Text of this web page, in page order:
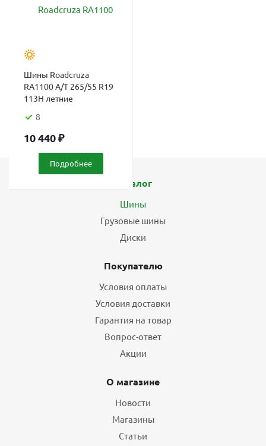
Шины Roadcruza
RA1100 A/T 265/55 R19
113H летние
8
10 440₽
Подробнее
Каталог
Шины
Грузовые шины
Диски
Покупателю
Условия оплаты
Условия доставки
Гарантия на товар
Вопрос-ответ
Акции
О магазине
Новости
Магазины
Статьи